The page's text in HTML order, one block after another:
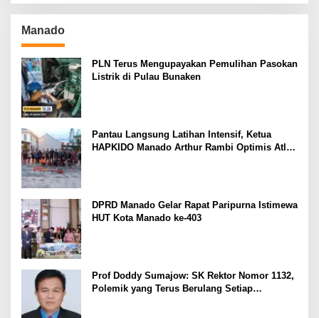
Manado
PLN Terus Mengupayakan Pemulihan Pasokan
Listrik di Pulau Bunaken
Pantau Langsung Latihan Intensif, Ketua
HAPKIDO Manado Arthur Rambi Optimis Atlet
DPRD Manado Gelar Rapat Paripurna Istimewa
HUT Kota Manado ke-403
Prof Doddy Sumajow: SK Rektor Nomor 1132,
Polemik yang Terus Berulang Setiap